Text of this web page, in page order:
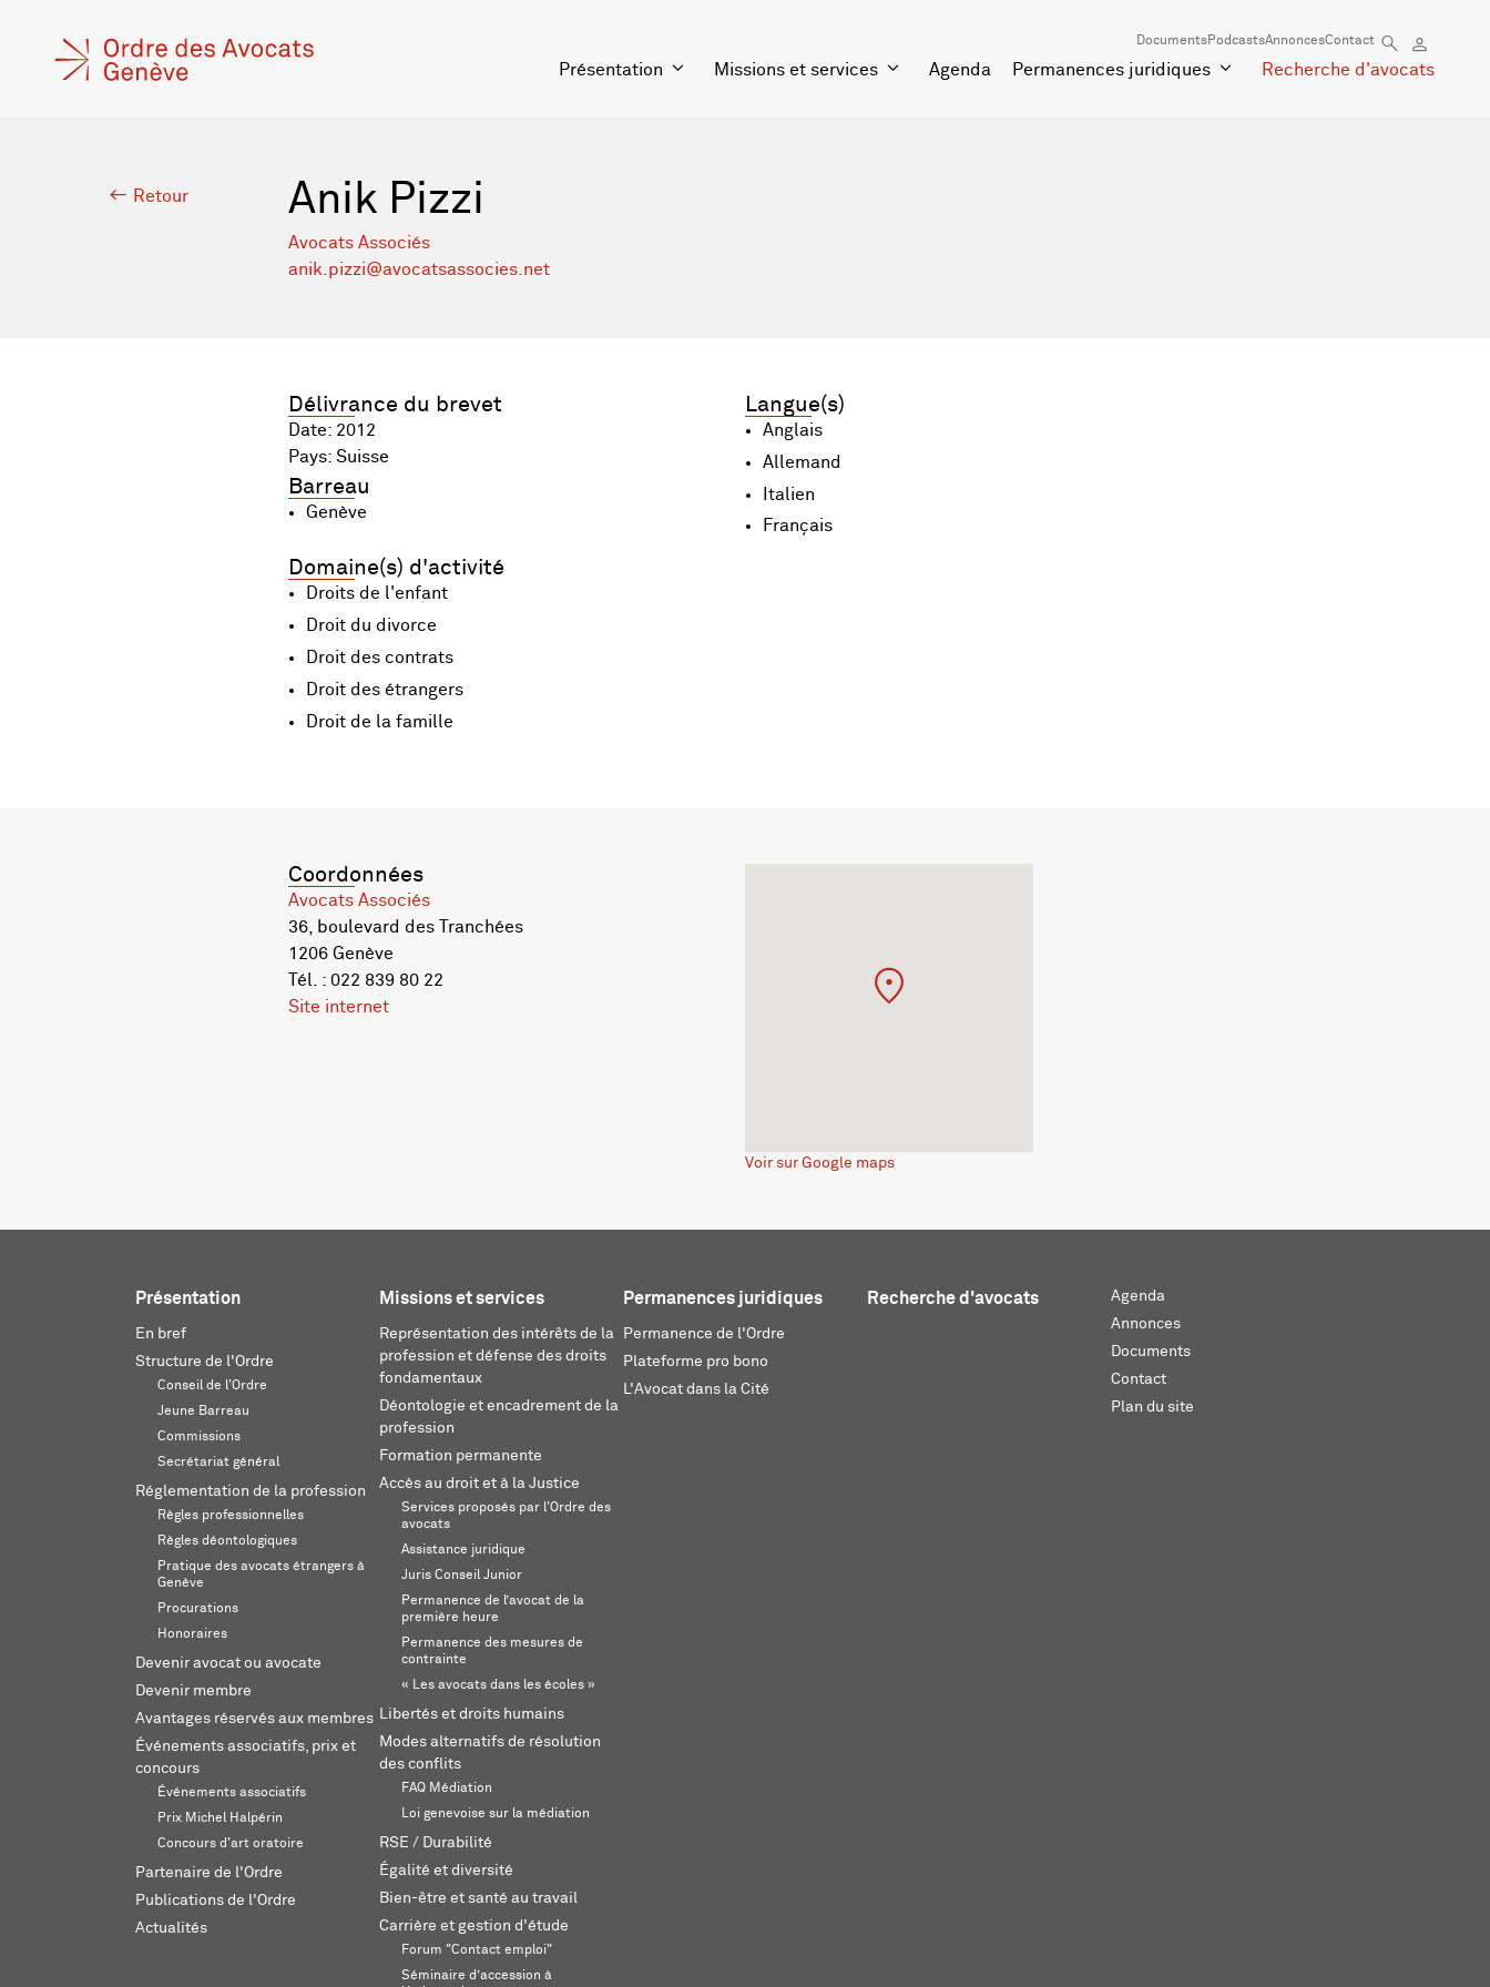
DocumentsPodcastsAnnoncesContact
Présentation Missions et services Agenda Permanences juridiques Recherche d'avocats
Retour Anik Pizzi
Avocats Associés
anik.pizzi@avocatsassocies.net
Délivrance du brevet
Date: 2012
Pays: Suisse
Barreau
Genève
Langue(s)
Anglais
Allemand
Italien
Français
Domaine(s) d'activité
Droits de l'enfant
Droit du divorce
Droit des contrats
Droit des étrangers
Droit de la famille
Coordonnées
Avocats Associés
36, boulevard des Tranchées
1206 Genève
Tél. : 022 839 80 22
Site internet
Voir sur Google maps
Présentation
En bref
Structure de l'Ordre
Conseil de l'Ordre
Jeune Barreau
Commissions
Secrétariat général
Réglementation de la profession
Règles professionnelles
Règles déontologiques
Pratique des avocats étrangers à
Genève
Procurations
Honoraires
Devenir avocat ou avocate
Devenir membre
Avantages réservés aux membres
Événements associatifs, prix et
concours
Événements associatifs
Prix Michel Halpérin
Concours d'art oratoire
Partenaire de l'Ordre
Publications de l'Ordre
Actualités
Missions et services
Représentation des intérêts de la
profession et défense des droits
fondamentaux
Déontologie et encadrement de la
profession
Formation permanente
Accès au droit et à la Justice
Services proposés par l'Ordre des
avocats
Assistance juridique
Juris Conseil Junior
Permanence de l’avocat de la
première heure
Permanence des mesures de
contrainte
« Les avocats dans les écoles »
Libertés et droits humains
Modes alternatifs de résolution
des conflits
FAQ Médiation
Loi genevoise sur la médiation
RSE / Durabilité
Égalité et diversité
Bien-être et santé au travail
Carrière et gestion d'étude
Forum "Contact emploi"
Séminaire d’accession à
Permanences juridiques
Permanence de l'Ordre
Plateforme pro bono
L'Avocat dans la Cité
Recherche d'avocats
Agenda
Annonces
Documents
Contact
Plan du site